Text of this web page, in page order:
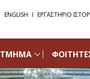
ENGLISH ΕΡΓΑΣΤΗΡΙΟ
ΤΜΗΜΑ